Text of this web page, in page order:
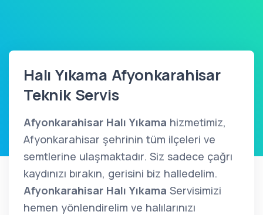
Halı Yıkama Afyonkarahisar
Teknik Servis
Afyonkarahisar Halı Yıkama hizmetimiz,
Afyonkarahisar şehrinin tüm ilçeleri ve
semtlerine ulaşmaktadır. Siz sadece çağrı
kaydınızı bırakın, gerisini biz halledelim.
Afyonkarahisar Halı Yıkama Servisimizi
hemen yönlendirelim ve halılarınızı